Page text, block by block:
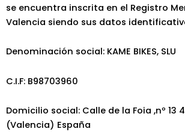
se encuentra inscrita en el Registro
Valencia siendo sus datos
Denominación social: KAME BIKES, SLU
C.I.F: B98703960
Domicilio social: Calle de la Foia ,nº 13
(Valencia) España